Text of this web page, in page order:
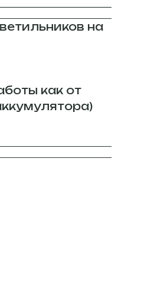
на
как от